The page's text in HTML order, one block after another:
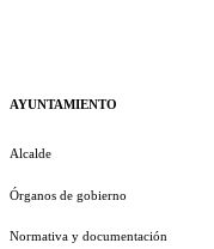
AYUNTAMIENTO
Alcalde
Órganos de gobierno
Normativa y documentación